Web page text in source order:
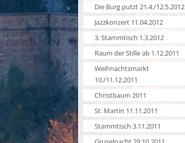
Die Burg putzt 21.4./12.5.2012
Jazzkonzert 11.04.2012
3. Stammtisch 1.3.2012
Raum der Stille ab 1.12.2011
Weihnachtsmarkt
10./11.12.2011
Christbaum 2011
St. Martin 11.11.2011
Stammtisch 3.11.2011